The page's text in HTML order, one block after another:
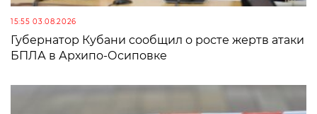
15:55 03.08.2026
Губернатор Кубани сообщил о росте жертв атаки
БПЛА в Архипо-Осиповке